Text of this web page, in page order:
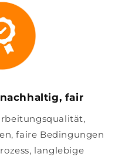
fair
faire Bedingungen
langlebige